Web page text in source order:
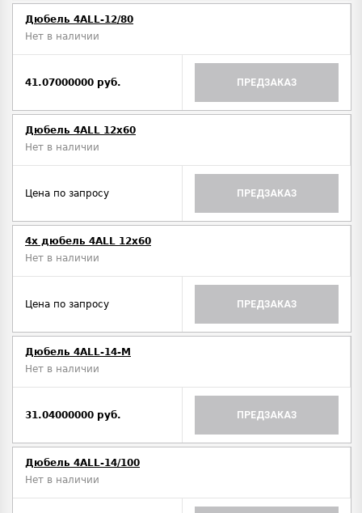
Дюбель 4ALL-12/80
Нет в наличии
41.07000000 руб. ПРЕДЗАКАЗ
Дюбель 4ALL 12x60
Нет в наличии
Цена по запросу ПРЕДЗАКАЗ
4x дюбель 4ALL 12x60
Нет в наличии
Цена по запросу ПРЕДЗАКАЗ
Дюбель 4ALL-14-M
Нет в наличии
31.04000000 руб. ПРЕДЗАКАЗ
Дюбель 4ALL-14/100
Нет в наличии